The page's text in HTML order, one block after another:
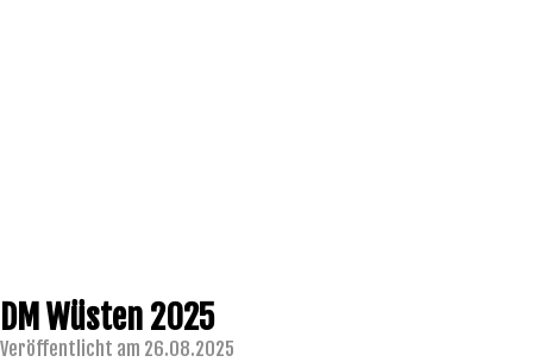
DM Wüsten 2025
Veröffentlicht am 26.08.2025